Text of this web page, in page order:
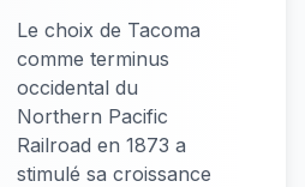
Le choix de Tacoma
comme terminus
occidental du
Northern Pacific
Railroad en 1873 a
stimulé sa croissance